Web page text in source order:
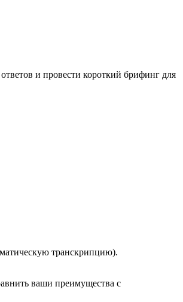
и провести короткий брифинг для
транскрипцию).
ваши преимущества с